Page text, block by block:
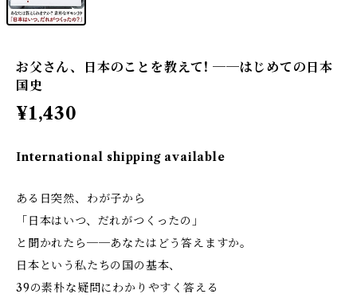
お父さん、日本のことを教えて! ──はじめての日本
国史
¥1,430
International shipping available
ある日突然、わが子から
「日本はいつ、だれがつくったの」
と聞かれたら──あなたはどう答えますか。
日本という私たちの国の基本、
39の素朴な疑問にわかりやすく答える